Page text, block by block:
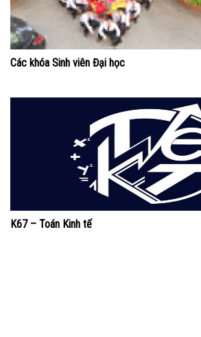
Các khóa Sinh viên Đại học
K67 – Toán Kinh tế